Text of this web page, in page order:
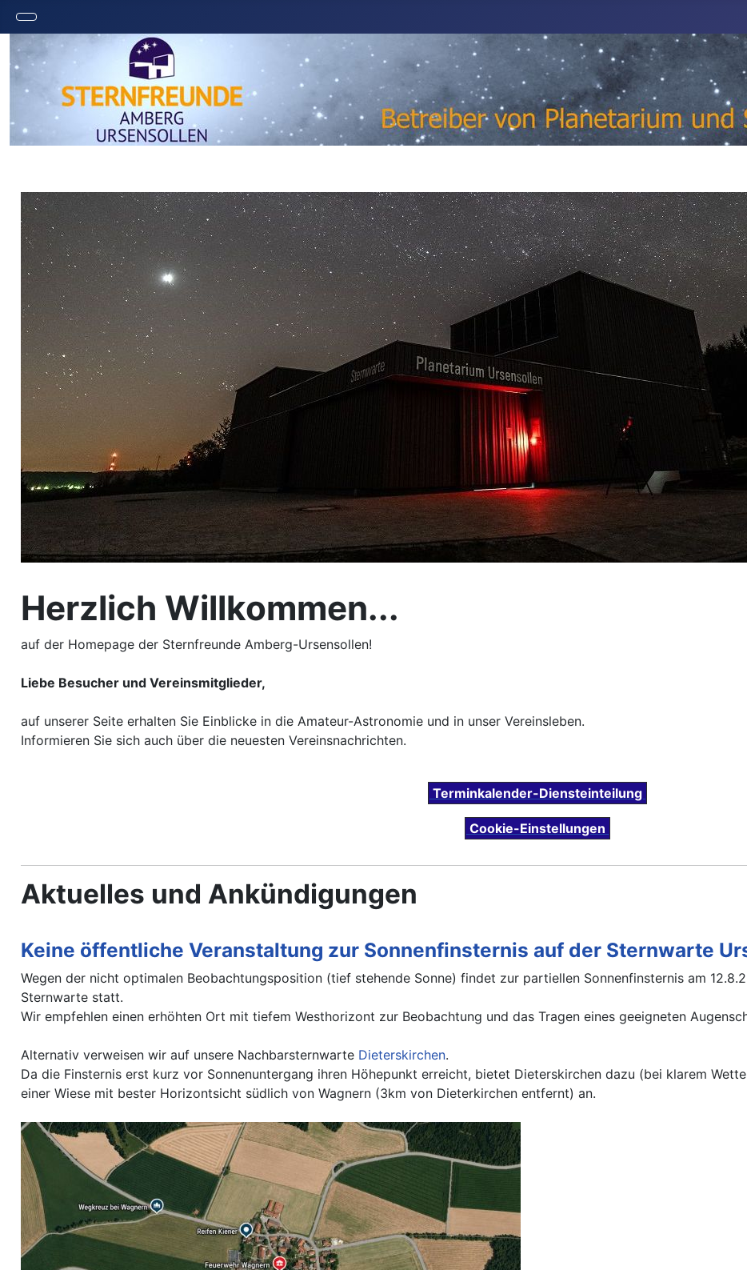
Herzlich Willkommen...
auf der Homepage der Sternfreunde Amberg-Ursensollen!
Liebe Besucher und Vereinsmitglieder,
auf unserer Seite erhalten Sie Einblicke in die Amateur-Astronomie und in unser Vereinsleben.
Informieren Sie sich auch über die neuesten Vereinsnachrichten.
Terminkalender-Diensteinteilung
Cookie-Einstellungen
Aktuelles und Ankündigungen
Keine öffentliche Veranstaltung zur Sonnenfinsternis auf der Sternwarte
Wegen der nicht optimalen Beobachtungsposition (tief stehende Sonne) findet zur partiellen Sonnenfinsternis am
Sternwarte statt.
Wir empfehlen einen erhöhten Ort mit tiefem Westhorizont zur Beobachtung und das Tragen eines geeigneten
Alternativ verweisen wir auf unsere Nachbarsternwarte Dieterskirchen.
Da die Finsternis erst kurz vor Sonnenuntergang ihren Höhepunkt erreicht, bietet Dieterskirchen dazu (bei klarem
einer Wiese mit bester Horizontsicht südlich von Wagnern (3km von Dieterkirchen entfernt) an.